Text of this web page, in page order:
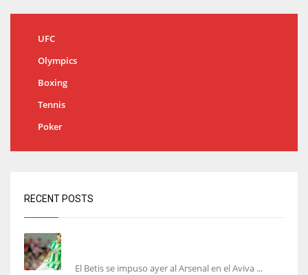
UFC
Olympics
Boxing
Tennis
Poker
RECENT POSTS
El Betis se impuso ayer al Arsenal en el Aviva ...